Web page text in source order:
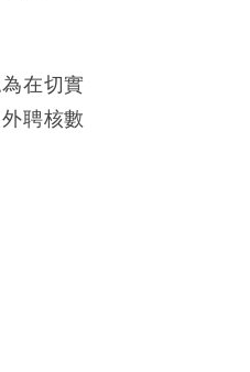
在切實
聘核數